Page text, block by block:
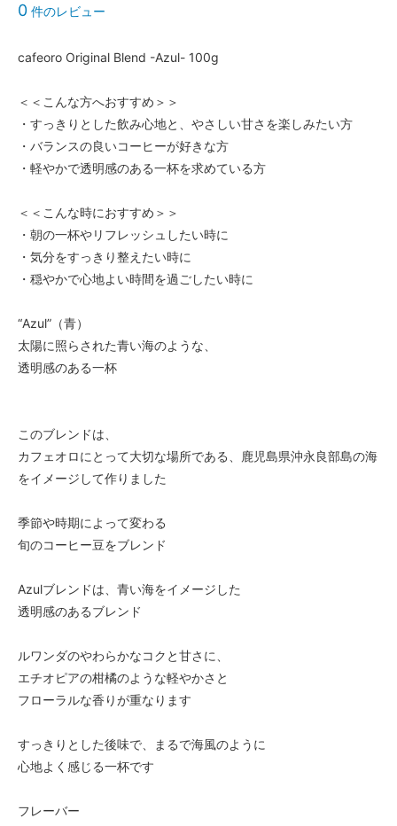
0 件のレビュー
cafeoro Original Blend -Azul- 100g
＜＜こんな方へおすすめ＞＞
・すっきりとした飲み心地と、やさしい甘さを楽しみたい方
・バランスの良いコーヒーが好きな方
・軽やかで透明感のある一杯を求めている方
＜＜こんな時におすすめ＞＞
・朝の一杯やリフレッシュしたい時に
・気分をすっきり整えたい時に
・穏やかで心地よい時間を過ごしたい時に
“Azul”（青）
太陽に照らされた青い海のような、
透明感のある一杯
このブレンドは、
カフェオロにとって大切な場所である、鹿児島県沖永良部島の海
をイメージして作りました
季節や時期によって変わる
旬のコーヒー豆をブレンド
Azulブレンドは、青い海をイメージした
透明感のあるブレンド
ルワンダのやわらかなコクと甘さに、
エチオピアの柑橘のような軽やかさと
フローラルな香りが重なります
すっきりとした後味で、まるで海風のように
心地よく感じる一杯です
フレーバー